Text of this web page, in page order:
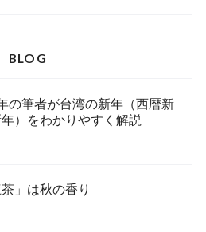
BLOG
の筆者が台湾の新年（西暦新
）をわかりやすく解説
茶」は秋の香り